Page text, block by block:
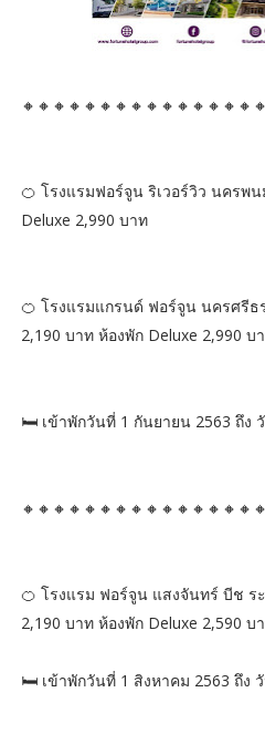
🍊 โรงแรมฟอร์จูน ริเวอร์วิว นครพ
Deluxe 2,990 บาท
🍊 โรงแรมแกรนด์ ฟอร์จูน นครศรีธ
2,190 บาท ห้องพัก Deluxe 2,990 บ
🛏️ เข้าพักวันที่ 1 กันยายน 2563 ถึง
🍊 โรงแรม ฟอร์จูน แสงจันทร์ บีช ร
2,190 บาท ห้องพัก Deluxe 2,590 บ
🛏️ เข้าพักวันที่ 1 สิงหาคม 2563 ถึง